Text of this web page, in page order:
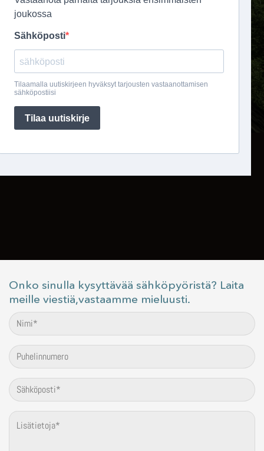
Onko sinulla kysyttävää sähköpyöristä? Laita
meille viestiä,vastaamme mieluusti.